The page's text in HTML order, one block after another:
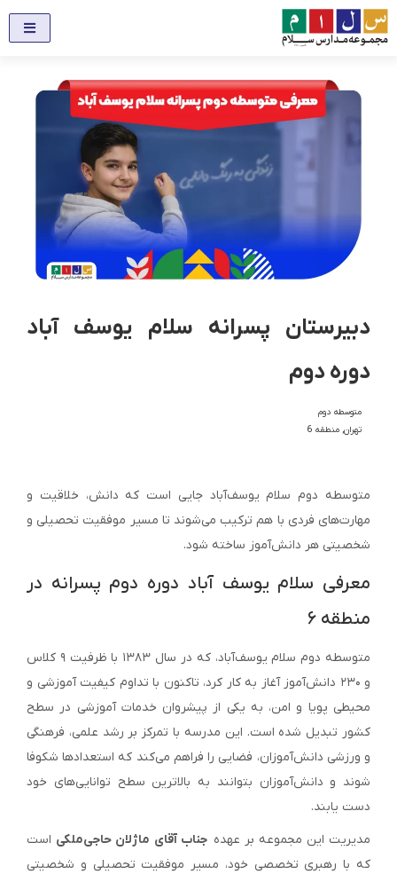
دبیرستان پسرانه سلام یوسف آباد
دوره دوم
متوسطه دوم
تهران, منطقه 6
متوسطه دوم سلام یوسف‌آباد جایی است که دانش، خلاقیت و
مهارت‌های فردی با هم ترکیب می‌شوند تا مسیر موفقیت تحصیلی و
شخصیتی هر دانش‌آموز ساخته شود.
معرفی سلام یوسف آباد دوره دوم پسرانه در
منطقه ۶
متوسطه دوم سلام یوسف‌آباد، که در سال ۱۳۸۳ با ظرفیت ۹ کلاس
و ۲۳۰ دانش‌آموز آغاز به کار کرد، تاکنون با تداوم کیفیت آموزشی و
محیطی پویا و امن، به یکی از پیشروان خدمات آموزشی در سطح
کشور تبدیل شده است. این مدرسه با تمرکز بر رشد علمی، فرهنگی
و ورزشی دانش‌آموزان، فضایی را فراهم می‌کند که استعدادها شکوفا
شوند و دانش‌آموزان بتوانند به بالاترین سطح توانایی‌های خود
دست یابند.
مدیریت این مجموعه بر عهده جناب آقای ماژلان حاجی‌ملکی است
که با رهبری تخصصی خود، مسیر موفقیت تحصیلی و شخصیتی